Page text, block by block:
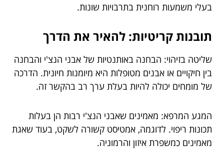
בעלי משמעות רוחנית בתרבויות שונות.
תובנות קריטיות: להאיר את הדרך
שליטה בזיהוי: הבחנה באותנטיות של אבני הנצ'י והבחנה
בין חיקויים או אבנים מטופלות היא מיומנות חיונית. הדרכה
של מומחים יכולה להיות בעלת ערך רב בהקשר זה.
המגע המרפא: מאמינים שאבני הנצ'י רבות הן בעלות
תכונות ריפוי. לדוגמה, אמטיסט קשורה לשקט, בעוד שאגת
מאמינים כמשפרת איזון והרמוניה.